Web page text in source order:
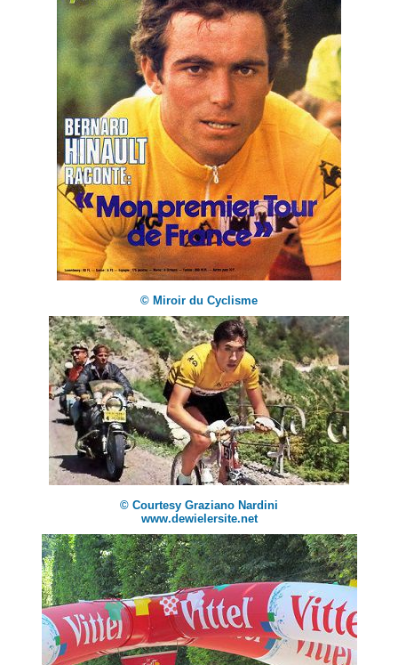
© Miroir du Cyclisme
© Courtesy Graziano Nardini
www.dewielersite.net